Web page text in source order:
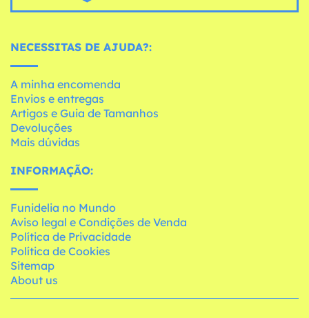
NECESSITAS DE AJUDA?:
A minha encomenda
Envios e entregas
Artigos e Guia de Tamanhos
Devoluções
Mais dúvidas
INFORMAÇÃO:
Funidelia no Mundo
Aviso legal e Condições de Venda
Política de Privacidade
Política de Cookies
Sitemap
About us